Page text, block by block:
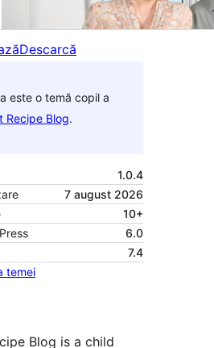
Descarcă
este o temă copil a
Recipe Blog.
1.0.4
7 august 2026
10+
6.0
7.4
temei
Blog is a child